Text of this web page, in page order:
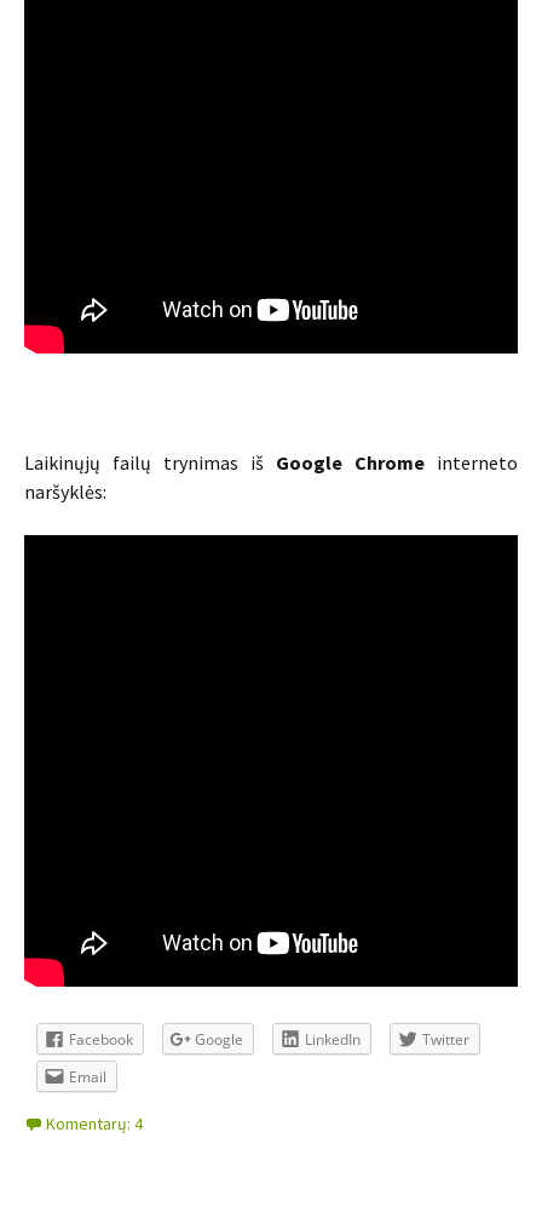
Laikinųjų failų trynimas iš Google Chrome interneto
naršyklės:
Facebook Google LinkedIn
Twitter
Email
Komentarų: 4